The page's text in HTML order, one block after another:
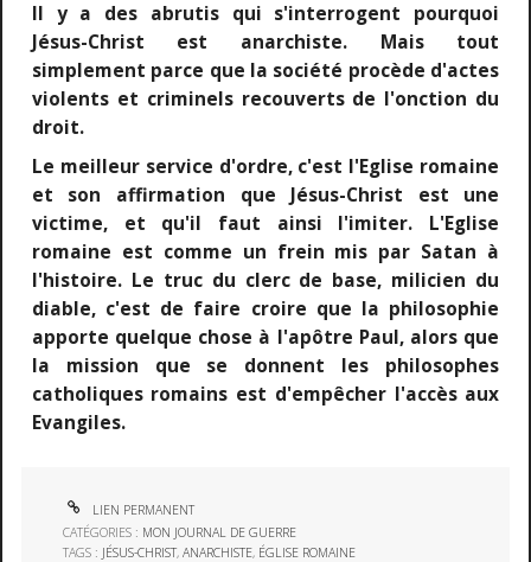
Il y a des abrutis qui s'interrogent pourquoi
Jésus-Christ est anarchiste. Mais tout
simplement parce que la société procède d'actes
violents et criminels recouverts de l'onction du
droit.
Le meilleur service d'ordre, c'est l'Eglise romaine
et son affirmation que Jésus-Christ est une
victime, et qu'il faut ainsi l'imiter. L'Eglise
romaine est comme un frein mis par Satan à
l'histoire. Le truc du clerc de base, milicien du
diable, c'est de faire croire que la philosophie
apporte quelque chose à l'apôtre Paul, alors que
la mission que se donnent les philosophes
catholiques romains est d'empêcher l'accès aux
Evangiles.
LIEN PERMANENT
CATÉGORIES : MON JOURNAL DE GUERRE
TAGS : JÉSUS-CHRIST,ANARCHISTE, ÉGLISE ROMAINE